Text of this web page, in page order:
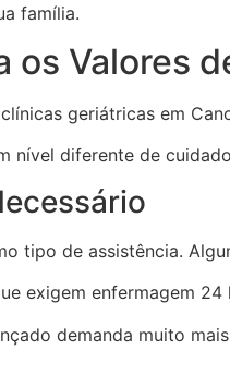
família.
os Valores
geriátricas em
nível diferente de
tipo de assistência.
exigem enfermagem 24
demanda muito